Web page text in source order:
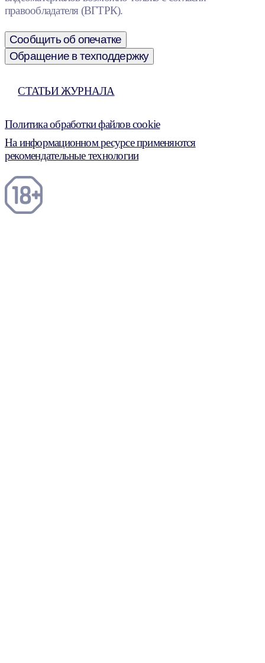
правообладателя (ВГТРК).
Сообщить об опечатке
Обращение в техподдержку
СТАТЬИ ЖУРНАЛА
Политика обработки файлов cookie
На информационном ресурсе применяются
рекомендательные технологии